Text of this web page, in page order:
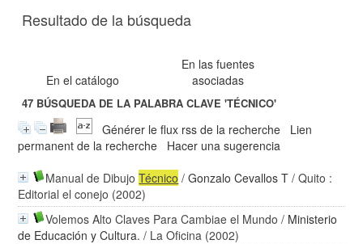
Resultado de la búsqueda
En el catálogo
En las fuentes
asociadas
47 BÚSQUEDA DE LA PALABRA CLAVE'TÉCNICO'
Générer le flux rss de la recherche
Lien
permanent de la recherche
Hacer una sugerencia
Manual de DibujoTécnico /Gonzalo Cevallos T / Quito :
Editorial el conejo (2002)
Volemos Alto Claves Para Cambiae el Mundo / Ministerio
de Educación y Cultura. / La Oficina (2002)